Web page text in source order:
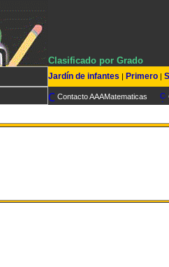
Clasificado por Grado
Jardín de infantes | Primero |
Contacto AAAMatematicas